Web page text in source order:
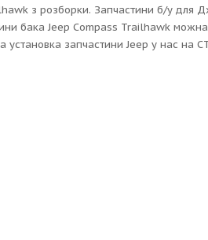
з розборки. Запчастини б/у для
бака Jeep Compass Trailhawk
запчастини Jeep у нас на